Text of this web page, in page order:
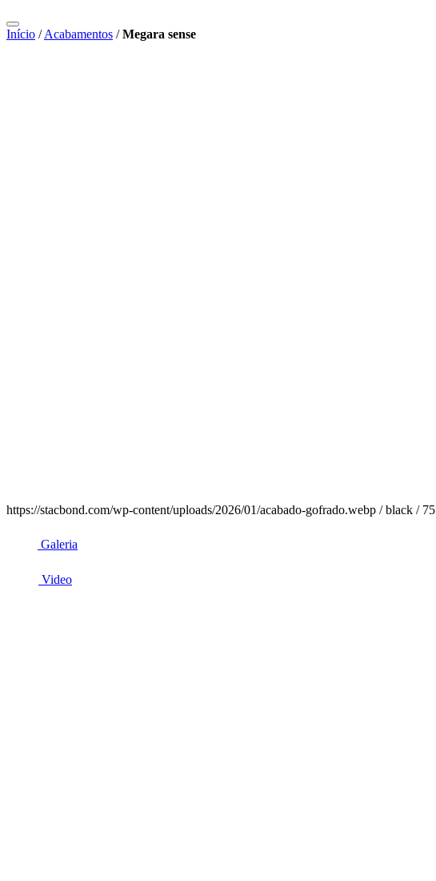
Início /Acabamentos /Megara sense
https://stacbond.com/wp-content/uploads/2026/01/acabado-gofrado.webp / black / 75
Galeria
Video